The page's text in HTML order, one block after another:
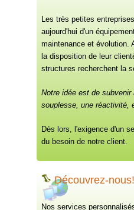
Les très petites
aujourd'hui d'un
maintenance et évolution.
la disposition de leur
structures recherchent la
Notre idée est de
souplesse, une réactivité,
Dès lors, l'exigence d'un
du besoin de notre client.
Découvrez-nous!
Nos services